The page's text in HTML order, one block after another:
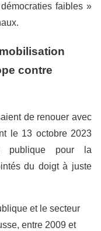
faibles »
contre
de renouer avec
le 13 octobre 2023
publique pour la
du doigt à juste
et le secteur
entre 2009 et